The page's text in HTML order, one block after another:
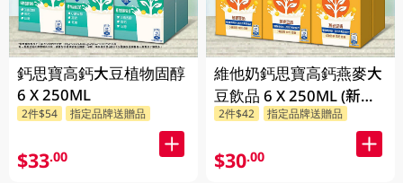
鈣思寶高鈣大豆植物固醇
6 X 250ML
2件$54 指定品牌送贈品
$33.00
維他奶鈣思寶高鈣燕麥大
豆飲品 6 X 250ML (新舊
包裝隨機發貨)
2件$42 指定品牌送贈品
$30.00